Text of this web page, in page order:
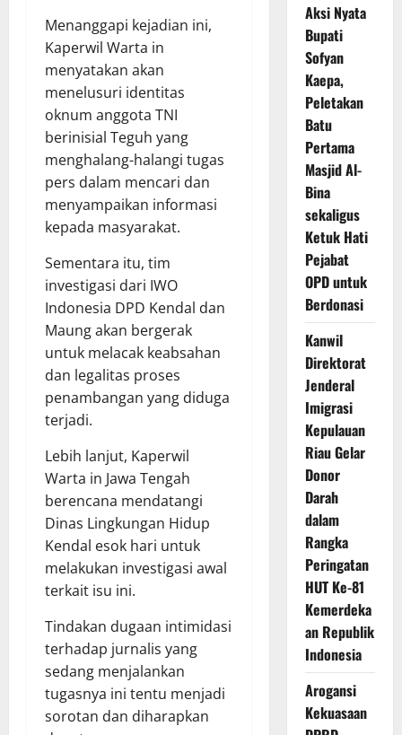
Menanggapi kejadian ini,
Kaperwil Warta in
menyatakan akan
menelusuri identitas
oknum anggota TNI
berinisial Teguh yang
menghalang-halangi tugas
pers dalam mencari dan
menyampaikan informasi
kepada masyarakat.
Sementara itu, tim
investigasi dari IWO
Indonesia DPD Kendal dan
Maung akan bergerak
untuk melacak keabsahan
dan legalitas proses
penambangan yang diduga
terjadi.
Lebih lanjut, Kaperwil
Warta in Jawa Tengah
berencana mendatangi
Dinas Lingkungan Hidup
Kendal esok hari untuk
melakukan investigasi awal
terkait isu ini.
Tindakan dugaan intimidasi
terhadap jurnalis yang
sedang menjalankan
tugasnya ini tentu menjadi
sorotan dan diharapkan
Aksi Nyata
Bupati
Sofyan
Kaepa,
Peletakan
Batu
Pertama
Masjid Al-
Bina
sekaligus
Ketuk Hati
Pejabat
OPD untuk
Berdonasi
Kanwil
Direktorat
Jenderal
Imigrasi
Kepulauan
Riau Gelar
Donor
Darah
dalam
Rangka
Peringatan
HUT Ke-81
Kemerdeka
an Republik
Indonesia
Arogansi
Kekuasaan